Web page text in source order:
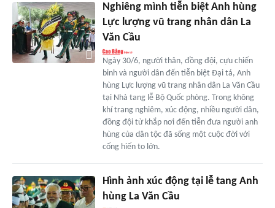
Nghiêng mình tiễn biệt Anh hùng
Lực lượng vũ trang nhân dân La
Văn Cầu
Ngày 30/6, người thân, đồng đội, cựu chiến
binh và người dân đến tiễn biệt Đại tá, Anh
hùng Lực lượng vũ trang nhân dân La Văn Cầu
tại Nhà tang lễ Bộ Quốc phòng. Trong không
khí trang nghiêm, xúc động, nhiều người dân,
đồng đội từ khắp nơi đến tiễn đưa người anh
hùng của dân tộc đã sống một cuộc đời với
cống hiến to lớn.
Hình ảnh xúc động tại lễ tang Anh
hùng La Văn Cầu